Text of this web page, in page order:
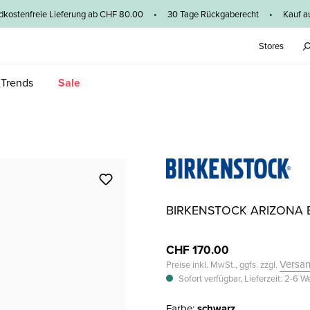
Lieferung ab CHF 80.00 • 30 Tage Rückgaberecht • Kauf
Stores
Sale
BIRKENSTOCK ARIZONA
CHF 170.00
Preise inkl. MwSt., ggfs. zzgl.
Sofort verfügbar, Lieferzeit: 2-6